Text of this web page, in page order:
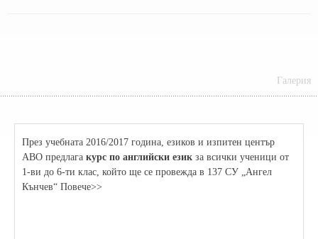
Галерия
През учебната 2016/2017 година, езиков и изпитен център
АВО предлага курс по английски език за всички ученици от
1-ви до 6-ти клас, който ще се провежда в 137 СУ „Ангел
Кънчев“ Повече>>